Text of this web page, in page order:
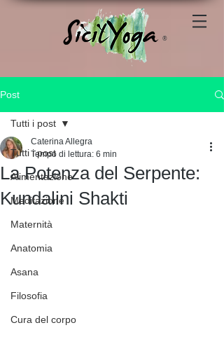
®
Post
Tutti i post
Alimentazione
Meditazione
Maternità
Anatomia
Asana
Filosofia
Cura del corpo
Tutti i post
La Potenza del Serpente:
Kundalini Shakti
Caterina Allegra
Tempo di lettura: 6 min